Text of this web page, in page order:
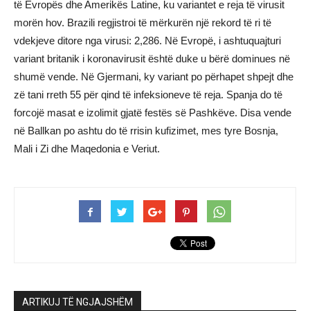
të Evropës dhe Amerikës Latine, ku variantet e reja të virusit
morën hov. Brazili regjistroi të mërkurën një rekord të ri të
vdekjeve ditore nga virusi: 2,286. Në Evropë, i ashtuquajturi
variant britanik i koronavirusit është duke u bërë dominues në
shumë vende. Në Gjermani, ky variant po përhapet shpejt dhe
zë tani rreth 55 për qind të infeksioneve të reja. Spanja do të
forcojë masat e izolimit gjatë festës së Pashkëve. Disa vende
në Ballkan po ashtu do të rrisin kufizimet, mes tyre Bosnja,
Mali i Zi dhe Maqedonia e Veriut.
ARTIKUJ TË NGJAJSHËM